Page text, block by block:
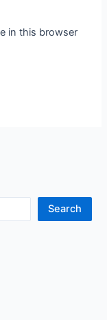
in this browser
Search